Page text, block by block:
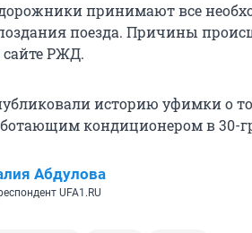
принимают все
поезда. Причины
сайте РЖД.
историю уфимки о
кондиционером в 30-
Абдулова
UFA1.RU